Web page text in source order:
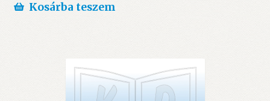
Kosárba teszem